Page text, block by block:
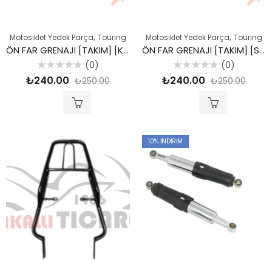
Motosiklet Yedek Parça, Touring
ÖN FAR GRENAJI [TAKIM] [KIRMIZI] DRIFT L
5
üzerinden
(0)
₺240.00 ₺250.00
Motosiklet Yedek Parça, Touring
ÖN FAR GRENAJI [TAKIM] [SİYAH] DRIFT L
5
üzerinden
(0)
₺240.00 ₺250.00
10% İNDIRIM